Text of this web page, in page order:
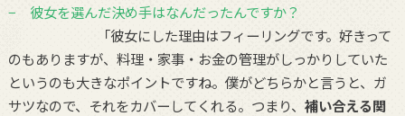
− 彼女を選んだ決め手はなんだったんですか？
「彼女にした理由はフィーリングです。好きって
のもありますが、料理・家事・お金の管理がしっかりしていた
というのも大きなポイントですね。僕がどちらかと言うと、ガ
サツなので、それをカバーしてくれる。つまり、 補い合える関